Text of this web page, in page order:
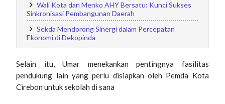
Wali Kota dan Menko AHY Bersatu: Kunci Sukses
Sinkronisasi Pembangunan Daerah
Sekda Mendorong Sinergi dalam Percepatan
Ekonomi di Dekopinda
Selain itu, Umar menekankan pentingnya fasilitas
pendukung lain yang perlu disiapkan oleh Pemda Kota
Cirebon untuk sekolah di sana